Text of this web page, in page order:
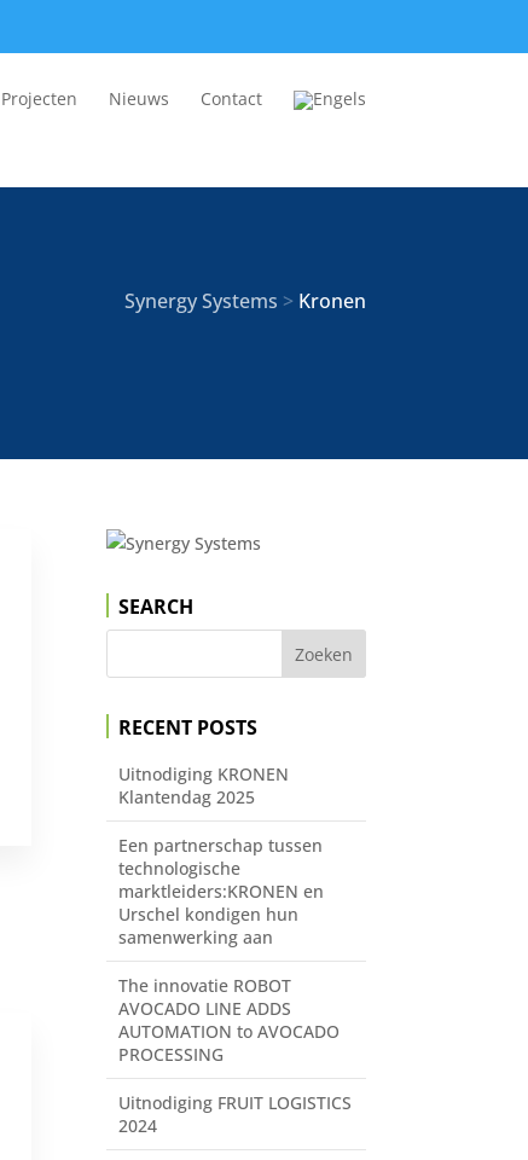
Projecten Nieuws Contact
Synergy Systems > Kronen
SEARCH
RECENT POSTS
Uitnodiging KRONEN
Klantendag 2025
Een partnerschap tussen
technologische
marktleiders:KRONEN en
Urschel kondigen hun
samenwerking aan
The innovatie ROBOT
AVOCADO LINE ADDS
AUTOMATION to AVOCADO
PROCESSING
Uitnodiging FRUIT LOGISTICS
2024